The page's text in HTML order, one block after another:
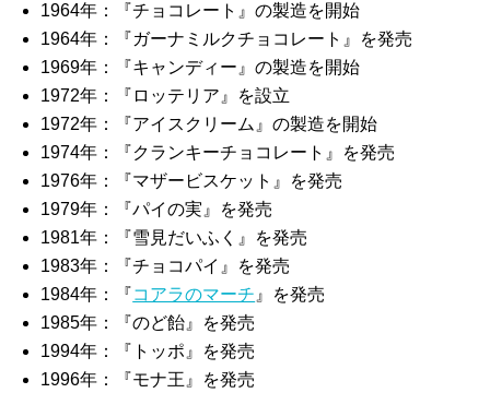
1964年：『チョコレート』の製造を開始
1964年：『ガーナミルクチョコレート』を発売
1969年：『キャンディー』の製造を開始
1972年：『ロッテリア』を設立
1972年：『アイスクリーム』の製造を開始
1974年：『クランキーチョコレート』を発売
1976年：『マザービスケット』を発売
1979年：『パイの実』を発売
1981年：『雪見だいふく』を発売
1983年：『チョコパイ』を発売
1984年：『コアラのマーチ 』を発売
1985年：『のど飴』を発売
1994年：『トッポ』を発売
1996年：『モナ王』を発売